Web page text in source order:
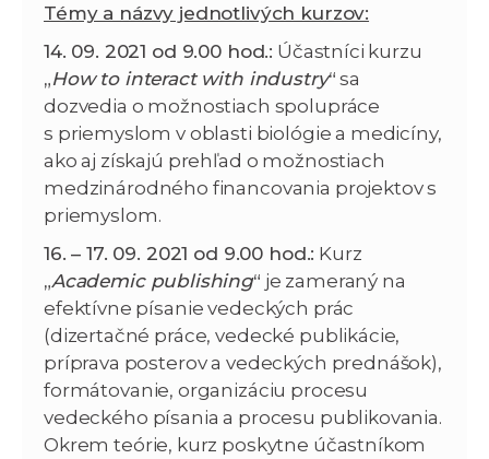
Témy a názvy jednotlivých kurzov:
14. 09. 2021 od 9.00 hod.: Účastníci kurzu
„How to interact with industry“ sa
dozvedia o možnostiach spolupráce
s priemyslom v oblasti biológie a medicíny,
ako aj získajú prehľad o možnostiach
medzinárodného financovania projektov s
priemyslom.
16. – 17. 09. 2021 od 9.00 hod.: Kurz
„Academic publishing“ je zameraný na
efektívne písanie vedeckých prác
(dizertačné práce, vedecké publikácie,
príprava posterov a vedeckých prednášok),
formátovanie, organizáciu procesu
vedeckého písania a procesu publikovania.
Okrem teórie, kurz poskytne účastníkom